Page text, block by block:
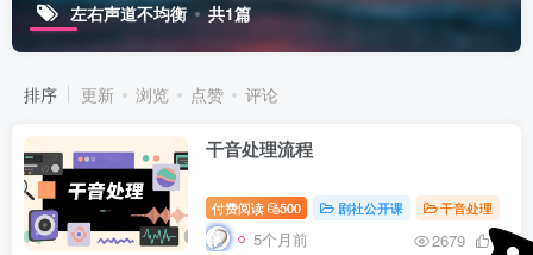
左右声道不均衡 共1篇
排序 更新 浏览 点赞 评论
干音处理流程
付费阅读 500 剧社公开课 干音处理
5个月前 2679 28